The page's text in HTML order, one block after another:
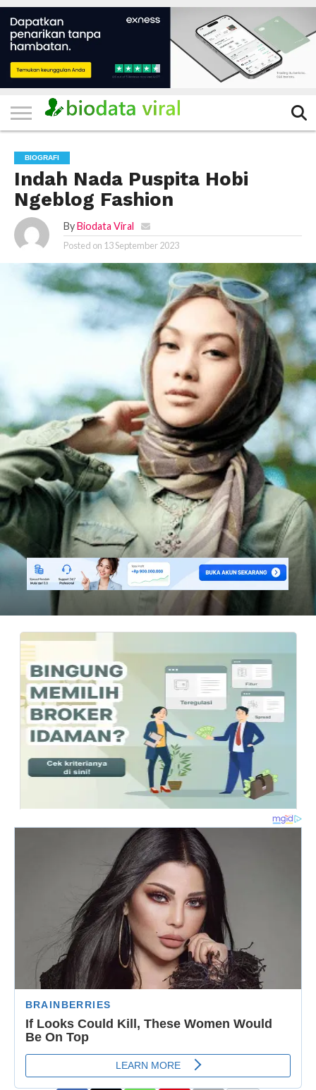
HOME
FILTER
KATEGORI
IKLAN
GRATIS
TERVIRAL
TRADING
KOMUNITAS
BERITA
BISNIS
LAINNYA
BIOGRAFI
Indah Nada Puspita Hobi
Ngeblog Fashion
By Biodata Viral
Posted on 13 September 2023